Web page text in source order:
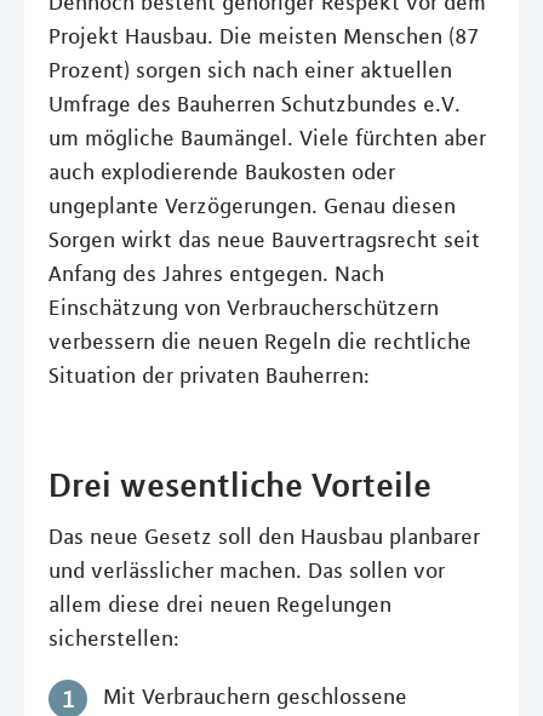
Projekt Hausbau. Die meisten Menschen (87
Prozent) sorgen sich nach einer aktuellen
Umfrage des Bauherren Schutzbundes e.V.
um mögliche Baumängel. Viele fürchten aber
auch explodierende Baukosten oder
ungeplante Verzögerungen. Genau diesen
Sorgen wirkt das neue Bauvertragsrecht seit
Anfang des Jahres entgegen. Nach
Einschätzung von Verbraucherschützern
verbessern die neuen Regeln die rechtliche
Situation der privaten Bauherren:
Drei wesentliche Vorteile
Das neue Gesetz soll den Hausbau planbarer
und verlässlicher machen. Das sollen vor
allem diese drei neuen Regelungen
sicherstellen:
Mit Verbrauchern geschlossene